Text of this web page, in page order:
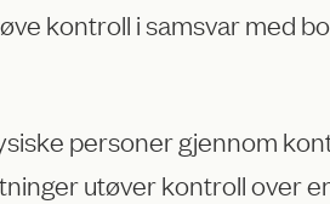
kontroll i samsvar med
personer gjennom
utøver kontroll over